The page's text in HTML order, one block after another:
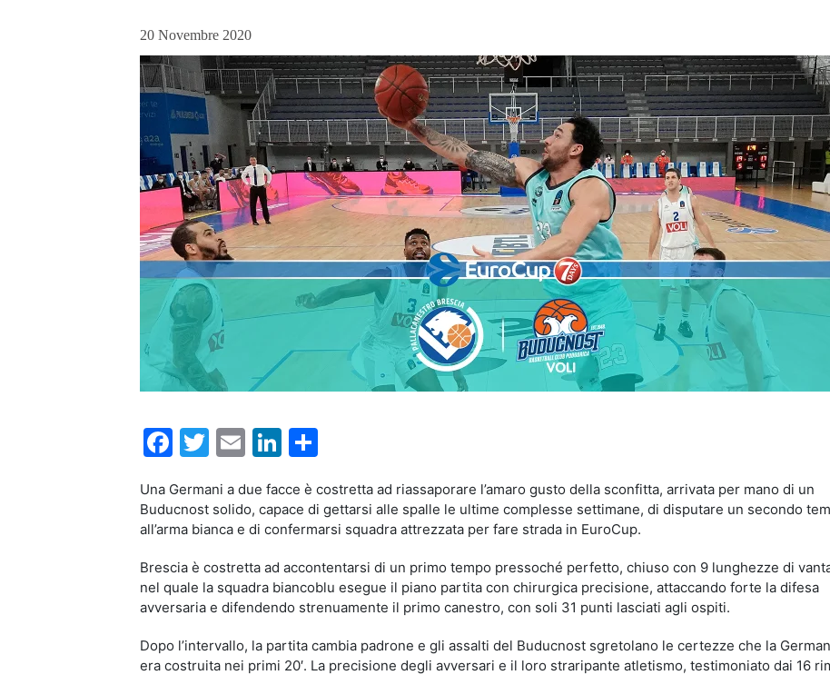
20 Novembre 2020
Facebook
Twitter
EmailLinkedIn
Una Germani a due facce è costretta ad riassaporare l’amaro gusto della sconfitta, arrivata per mano di un
Buducnost solido, capace di gettarsi alle spalle le ultime complesse settimane, di disputare un secondo
all’arma bianca e di confermarsi squadra attrezzata per fare strada in EuroCup.
Brescia è costretta ad accontentarsi di un primo tempo pressoché perfetto, chiuso con 9 lunghezze di
nel quale la squadra biancoblu esegue il piano partita con chirurgica precisione, attaccando forte la difesa
avversaria e difendendo strenuamente il primo canestro, con soli 31 punti lasciati agli ospiti.
Dopo l’intervallo, la partita cambia padrone e gli assalti del Buducnost sgretolano le certezze che la
era costruita nei primi 20′. La precisione degli avversari e il loro straripante atletismo, testimoniato dai 16